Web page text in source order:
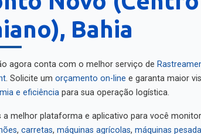
Bahia
agora conta com o melhor serviço de
. Solicite um orçamento on-line
e garanta maior
e eficiência
para sua operação logística.
a melhor plataforma e aplicativo para você
carretas máquinas agrícolas máquinas pesadas